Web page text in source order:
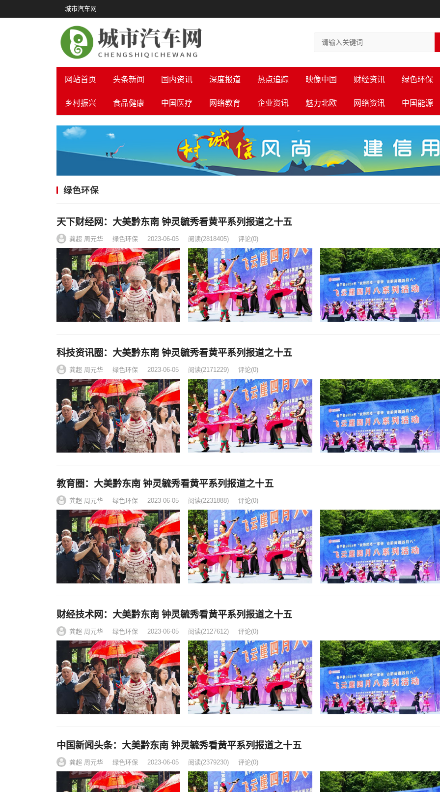
城市汽车网
网站首页 头条新闻 国内资讯 深度报道 热点追踪 映像中国 财经资讯 绿色环保
乡村振兴 食品健康 中国医疗 网络教育 企业资讯 魅力北欧 网络资讯 中国能源
绿色环保
天下财经网：大美黔东南 钟灵毓秀看黄平系列报道之十五
龚超 周元华 绿色环保 2023-06-05 阅读(2818405) 评论(0)
科技资讯圈：大美黔东南 钟灵毓秀看黄平系列报道之十五
龚超 周元华 绿色环保 2023-06-05 阅读(2171229) 评论(0)
教育圈：大美黔东南 钟灵毓秀看黄平系列报道之十五
龚超 周元华 绿色环保 2023-06-05 阅读(2231888) 评论(0)
财经技术网：大美黔东南 钟灵毓秀看黄平系列报道之十五
龚超 周元华 绿色环保 2023-06-05 阅读(2127612) 评论(0)
中国新闻头条：大美黔东南 钟灵毓秀看黄平系列报道之十五
龚超 周元华 绿色环保 2023-06-05 阅读(2379230) 评论(0)